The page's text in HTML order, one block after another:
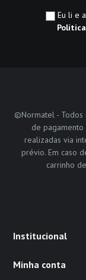
Eu li e
©Normatel - Todos
de
realizadas via
prévio. Em caso
carrinho
Institucional
Minha conta